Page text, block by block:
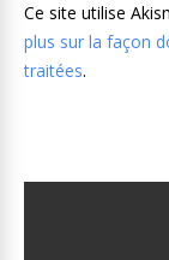
Ce site utilise
plus sur la façon
traitées.